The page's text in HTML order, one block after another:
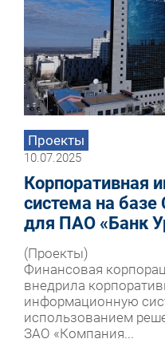
Проекты
10.07.2025
Корпоративная
система на базе
для ПАО «Банк
(Проекты)
Финансовая
внедрила
информационную
использованием
ЗАО «Компания...